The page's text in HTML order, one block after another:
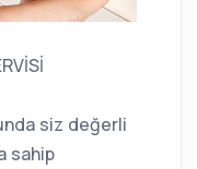
siz değerli
sahip